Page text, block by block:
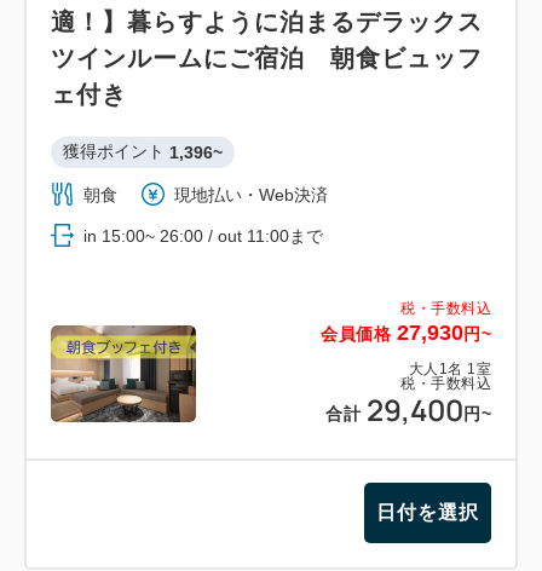
同開発で実現されたドライヤーをお部屋でご堪能いた
だけます。
ReFa FINE BUBBLE Uはウルトラファインバブルが
肌と髪をさらに美しくする仕上がりをお部屋でご堪能
いただけます。
ReFa STRAIGHT IRON PROはReFa独自のカーボ
美容とリフレッシュの贅沢な時間をお過ごしくださ
い。
※お風呂場はシャワーブースのご用意、バスタブはご
税・手数料込
会員価格 27,930円~
大人 1 名 1 室
税・手数料込
合計 29,400 円~
適！】暮らすように泊まるデラックス
ツインルームにご宿泊 朝食ビュッフ
ェ付き
獲得ポイント 1,396~
朝食 現地払い・Web決済
in 15:00~ 26:00 / out 11:00まで
日付を選択